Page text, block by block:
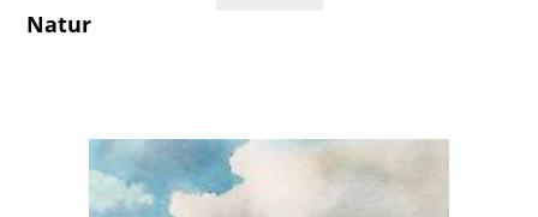
Natur